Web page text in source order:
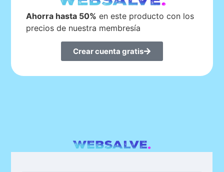
Ahorra hasta 50% en este producto con los
precios de nuestra membresía
Crear cuenta gratis